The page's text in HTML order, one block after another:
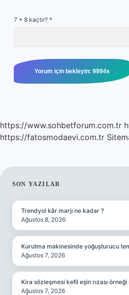
7 + 8 kaçtır? *
https://www.sohbetforum.com.tr
https://fatosmodaevi.com.tr
SIDEBAR
SON YAZILAR
Trendyol kâr marjı ne kadar ?
Ağustos 8, 2026
Kurutma makinesinde yoğuşturucu
Ağustos 7, 2026
Kira sözleşmesi kefil eşin rızası
Ağustos 7, 2026